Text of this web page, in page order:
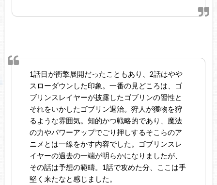
1話目が衝撃展開だったこともあり、2話はやや
スローダウンした印象。一番の見どころは、ゴ
ブリンスレイヤーが披露したゴブリンの習性と
それをいかしたゴブリン退治。狩人が獲物を狩
るような雰囲気。知的かつ戦略的であり、魔法
の力やパワーアップでごり押しするそこらのア
ニメとは一線をかす内容でした。ゴブリンスレ
イヤーの過去の一端が明らかになりましたが、
その話は予想の範疇。1話で攻めた分、ここは手
堅く来たなと感じました。